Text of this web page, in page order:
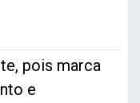
pois marca
e